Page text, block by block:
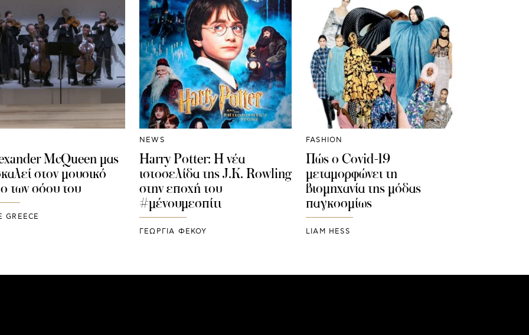
McQueen μας
στον μουσικό
των σόου του
GREECE
NEWS
Harry Potter: Η νέα
ιστοσελίδα της J.K. Rowling
στην εποχή του
#μένουμεσπίτι
ΓΕΩΡΓΙΑ ΦΕΚΟΥ
FASHION
Πώς ο Covid-19
μεταμορφώνει τη
βιομηχανία της μόδας
παγκοσμίως
LIAM HESS